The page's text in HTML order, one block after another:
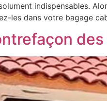
indispensables.
les dans votre bagage